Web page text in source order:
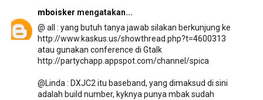
mboisker mengatakan...
@ all : yang butuh tanya jawab silakan berkunjung ke
http://www.kaskus.us/showthread.php?t=4600313
atau gunakan conference di Gtalk
http://partychapp.appspot.com/channel/spica
@Linda : DXJC2 itu baseband, yang dimaksud di sini
adalah build number, kyknya punya mbak sudah